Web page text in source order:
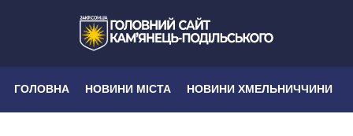
ГОЛОВНА НОВИНИ МІСТА НОВИНИ ХМЕЛЬНИЧЧИНИ